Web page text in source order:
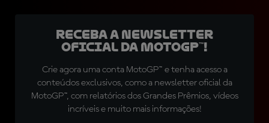
Receba a newsletter
oficial da MotoGP™!
Crie agora uma conta MotoGP™ e tenha acesso a
conteúdos exclusivos, como a newsletter oficial da
MotoGP™, com relatórios dos Grandes Prêmios, vídeos
incríveis e muito mais informações!